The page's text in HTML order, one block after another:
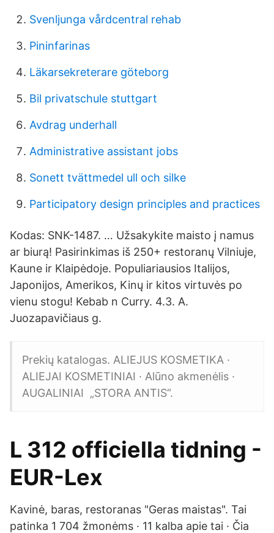
Svenljunga vårdcentral rehab
Pininfarinas
Läkarsekreterare göteborg
Bil privatschule stuttgart
Avdrag underhall
Administrative assistant jobs
Sonett tvättmedel ull och silke
Participatory design principles and practices
Kodas: SNK-1487. … Užsakykite maisto į namus
ar biurą! Pasirinkimas iš 250+ restoranų Vilniuje,
Kaune ir Klaipėdoje. Populiariausios Italijos,
Japonijos, Amerikos, Kinų ir kitos virtuvės po
vienu stogu! Kebab n Curry. 4.3. A.
Juozapavičiaus g.
Prekių katalogas. ALIEJUS KOSMETIKA ·
ALIEJAI KOSMETINIAI · Alūno akmenėlis ·
AUGALINIAI „STORA ANTIS“.
L 312 officiella tidning -
EUR-Lex
Kavinė, baras, restoranas "Geras maistas". Tai
patinka 1 704 žmonėms · 11 kalba apie tai · Čia